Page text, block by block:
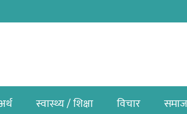
स्वास्थ्य / शिक्षा विचार समाज